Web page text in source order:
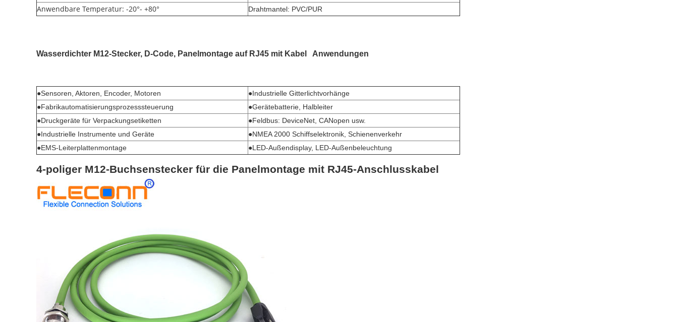
Anwendbare Temperatur: -20°- +80° Drahtmantel: PVC/PUR
Wasserdichter M12-Stecker, D-Code, Panelmontage auf RJ45 mit Kabel Anwendungen
●Sensoren, Aktoren, Encoder, Motoren
●Industrielle Gitterlichtvorhänge
●Fabrikautomatisierungsprozesssteuerung
●Gerätebatterie, Halbleiter
●Druckgeräte für Verpackungsetiketten
●Feldbus: DeviceNet, CANopen usw.
●Industrielle Instrumente und Geräte
●NMEA 2000 Schiffselektronik, Schienenverkehr
●EMS-Leiterplattenmontage
●LED-Außendisplay, LED-Außenbeleuchtung
4-poliger M12-Buchsenstecker für die Panelmontage mit RJ45-Anschlusskabel